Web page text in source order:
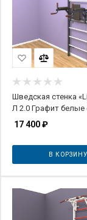
Шведская стенка
Л 2.0 Графит белые
17 400₽
В КОРЗИНУ